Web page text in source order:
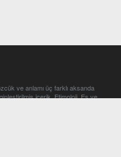
ve anlamı üç farklı aksanda
içerik. Etimoloji, Eş ve